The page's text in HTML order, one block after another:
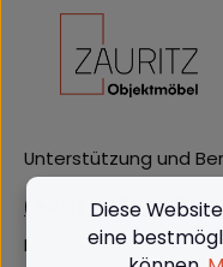
Unterstützung und
(+49) 09562
Mo-Do: 08:00 - 16:00,
Diese
eine